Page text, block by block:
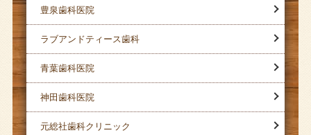
豊泉歯科医院
ラブアンドティース歯科
青葉歯科医院
神田歯科医院
元総社歯科クリニック